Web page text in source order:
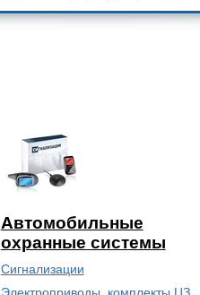
Автомобильные
охранные системы
Сигнализации